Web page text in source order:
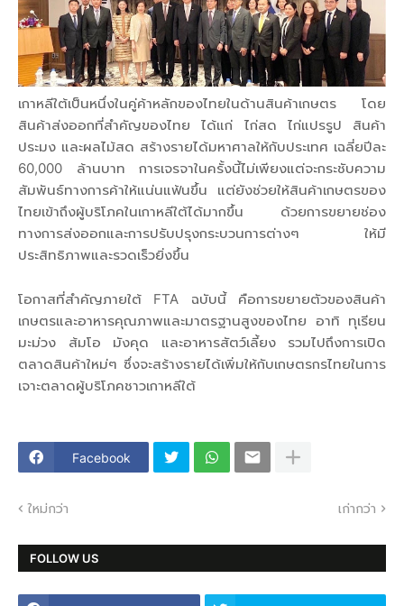
เกาหลีใต้เป็นหนึ่งในคู่ค้าหลักของไทยในด้านสินค้าเกษตร โดย
สินค้าส่งออกที่สำคัญของไทย ได้แก่ ไก่สด ไก่แปรรูป สินค้า
ประมง และผลไม้สด สร้างรายได้มหาศาลให้กับประเทศ เฉลี่ยปีละ
60,000 ล้านบาท การเจรจาในครั้งนี้ไม่เพียงแต่จะกระชับความ
สัมพันธ์ทางการค้าให้แน่นแฟ้นขึ้น แต่ยังช่วยให้สินค้าเกษตรของ
ไทยเข้าถึงผู้บริโภคในเกาหลีใต้ได้มากขึ้น ด้วยการขยายช่อง
ทางการส่งออกและการปรับปรุงกระบวนการต่างๆ ให้มี
ประสิทธิภาพและรวดเร็วยิ่งขึ้น
โอกาสที่สำคัญภายใต้ FTA ฉบับนี้ คือการขยายตัวของสินค้า
เกษตรและอาหารคุณภาพและมาตรฐานสูงของไทย อาทิ ทุเรียน
มะม่วง ส้มโอ มังคุด และอาหารสัตว์เลี้ยง รวมไปถึงการเปิด
ตลาดสินค้าใหม่ๆ ซึ่งจะสร้างรายได้เพิ่มให้กับเกษตรกรไทยในการ
เจาะตลาดผู้บริโภคชาวเกาหลีใต้
Facebook
ใหม่กว่า เก่ากว่า
FOLLOW US